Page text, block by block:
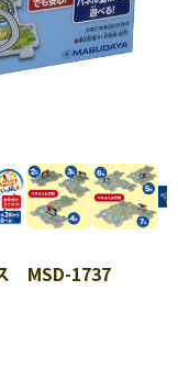
MSD-1737